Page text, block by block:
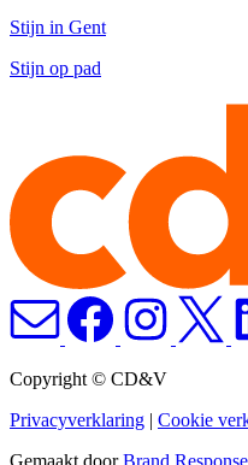
Stijn in Gent
Stijn op pad
Copyright © CD&V
Privacyverklaring | Cookie